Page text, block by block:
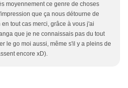
moyennement ce genre de choses
que ça nous détourne de
en tout cas merci, grâce à vous j'ai
que je ne connaissais pas du tout
le go moi aussi, même s'il y a pleins de
encore xD).